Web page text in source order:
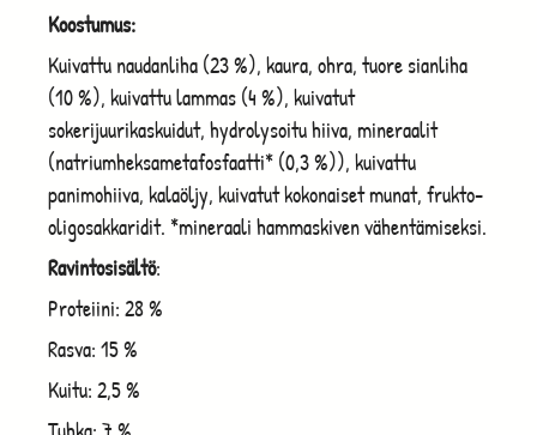
Koostumus:
Kuivattu naudanliha (23 %), kaura, ohra, tuore sianliha
(10 %), kuivattu lammas (4 %), kuivatut
sokerijuurikaskuidut, hydrolysoitu hiiva, mineraalit
(natriumheksametafosfaatti* (0,3 %)), kuivattu
panimohiiva, kalaöljy, kuivatut kokonaiset munat, frukto-
oligosakkaridit. *mineraali hammaskiven vähentämiseksi.
Ravintosisältö:
Proteiini: 28 %
Rasva: 15 %
Kuitu: 2,5 %